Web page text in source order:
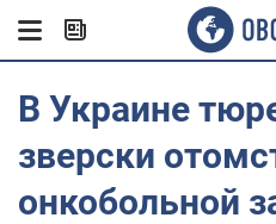
В Украине
зверски
онкобольной